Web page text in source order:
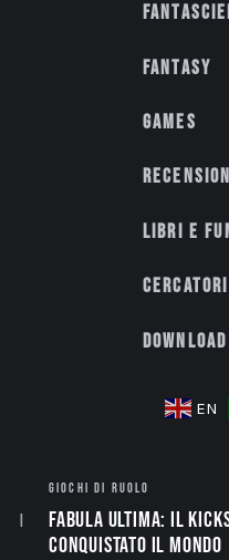
Fantasy
Games
Libri e
Cercatori
Download
EN
GIOCHI DI RUOLO
Fabula Ultima: il
conquistato il mondo